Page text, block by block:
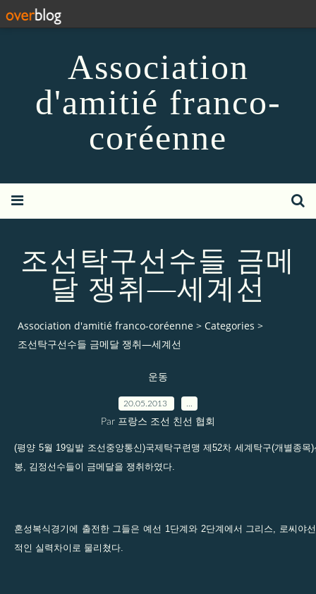
Association
d'amitié franco-
coréenne
조선탁구선수들 금메
달 쟁취―세계선
Association d'amitié franco-coréenne > Categories >
조선탁구선수들 금메달 쟁취―세계선
운동
20.05.2013
Par 프랑스 조선 친선 협회
(평양 5월 19일발 조선중앙통신)국제탁구련맹 제52차 세계탁구(개별종목
봉, 김정선수들이 금메달을 쟁취하였다.
혼성복식경기에 출전한 그들은 예선 1단계와 2단계에서 그리스, 로씨야
적인 실력차이로 물리쳤다.